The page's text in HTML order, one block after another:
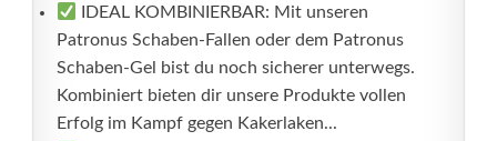
IDEAL KOMBINIERBAR: Mit unseren
Patronus Schaben-Fallen oder dem Patronus
Schaben-Gel bist du noch sicherer unterwegs.
Kombiniert bieten dir unsere Produkte vollen
Erfolg im Kampf gegen Kakerlaken...